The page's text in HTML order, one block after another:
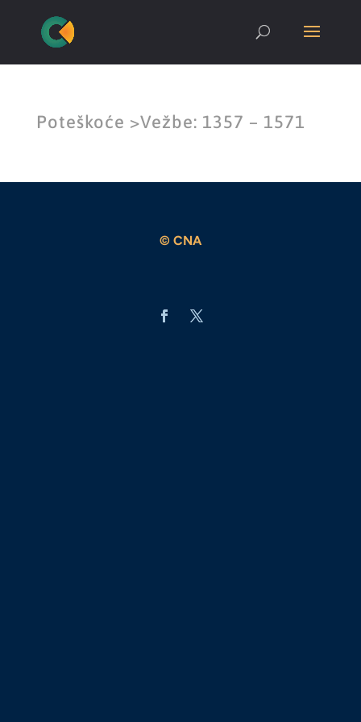
Poteškoće >Vežbe: 1357 – 1571
© CNA